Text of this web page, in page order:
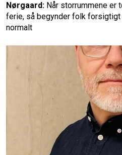
Nørgaard: Når storrummene er
ferie, så begynder folk
normalt